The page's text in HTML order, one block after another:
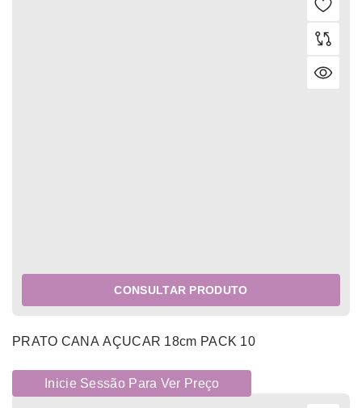
CONSULTAR PRODUTO
PRATO CANA AÇUCAR 18cm PACK 10
Inicie Sessão Para Ver Preço